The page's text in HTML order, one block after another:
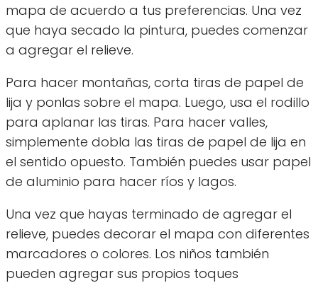
mapa de acuerdo a tus preferencias. Una vez
que haya secado la pintura, puedes comenzar
a agregar el relieve.
Para hacer montañas, corta tiras de papel de
lija y ponlas sobre el mapa. Luego, usa el rodillo
para aplanar las tiras. Para hacer valles,
simplemente dobla las tiras de papel de lija en
el sentido opuesto. También puedes usar papel
de aluminio para hacer ríos y lagos.
Una vez que hayas terminado de agregar el
relieve, puedes decorar el mapa con diferentes
marcadores o colores. Los niños también
pueden agregar sus propios toques